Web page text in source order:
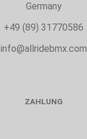
Germany
+49 (89) 31770586
info@allridebmx.com
ZAHLUNG